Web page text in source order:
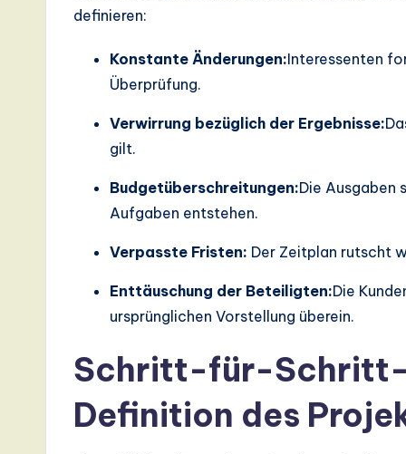
Indefinieren:
Konstante Änderungen:Interessenten
Überprüfung.
Verwirrung bezüglich der Ergebnisse:
gilt.
Budgetüberschreitungen:Die Ausgaben
Aufgaben entstehen.
Verpasste Fristen: Der Zeitplan rutscht
Enttäuschung der Beteiligten:Die
ursprünglichen Vorstellung überein.
Schritt-für-Schritt-
Definition des